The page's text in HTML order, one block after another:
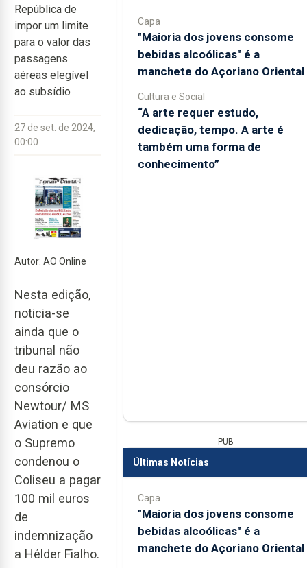
República de
impor um limite
para o valor das
passagens
aéreas elegível
ao subsídio
27 de set. de 2024,
00:00
Autor: AO Online
Nesta edição,
noticia-se
ainda que o
tribunal não
deu razão ao
consórcio
Newtour/ MS
Aviation e que
o Supremo
condenou o
Coliseu a pagar
100 mil euros
de
indemnização
a Hélder Fialho.
Capa
"Maioria dos jovens consome
bebidas alcoólicas" é a
manchete do Açoriano Oriental
Cultura e Social
“A arte requer estudo,
dedicação, tempo. A arte é
também uma forma de
conhecimento”
PUB
Últimas Notícias
Capa
"Maioria dos jovens consome
bebidas alcoólicas" é a
manchete do Açoriano Oriental